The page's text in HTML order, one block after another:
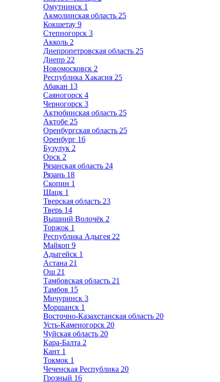
Омутнинск 1
Акмолинская область 25
Кокшетау 9
Степногорск 3
Акколь 2
Днепропетровская область 25
Днепр 22
Новомосковск 2
Республика Хакасия 25
Абакан 13
Саяногорск 4
Черногорск 3
Актюбинская область 25
Актобе 25
Оренбургская область 25
Оренбург 16
Бузулук 2
Орск 2
Рязанская область 24
Рязань 18
Скопин 1
Шацк 1
Тверская область 23
Тверь 14
Вышний Волочёк 2
Торжок 1
Республика Адыгея 22
Майкоп 9
Адыгейск 1
Астана 21
Ош 21
Тамбовская область 21
Тамбов 15
Мичуринск 3
Моршанск 1
Восточно-Казахстанская область 20
Усть-Каменогорск 20
Чуйская область 20
Кара-Балта 2
Кант 1
Токмок 1
Чеченская Республика 20
Грозный 16